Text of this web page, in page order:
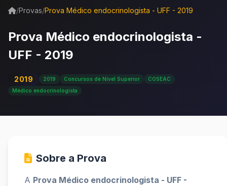
/Provas/Prova Médico endocrinologista - UFF - 2019
Prova Médico endocrinologista -
UFF - 2019
2019 2019 Concursos de Nível Superior
COSEAC
Médico endocrinologista
Sobre a Prova
A Prova Médico endocrinologista - UFF -